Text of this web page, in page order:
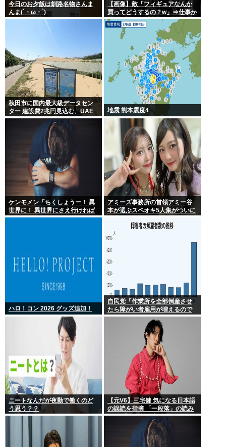
今日のお夕飯は釧路名物さんま
んま(´・ω・`)
【画像】敵「フィギュアなんか
買ってどうするの？w」⇒仕事か
ら疲れて帰ってきて家にこんな
棚があったら疲れが吹き飛ぶだ
秋田市に国内最大級データセン
ター 建設費2兆円見込む、UAE
など投資
地震 熊本震度4
ケンモメン「ちくしょうー！ 異
世界に！ 異世界にさえ行ければ
ー！(;△;)」 どうなるの？
アミーズ事務所の首領アミー谷
本が選ぶスペオキ5人集がついに
ハロ！コン 2026 グッズ追加！
自民党「作業所を全部倒産させ
たら障がい者雇用が増えるので
は 」結果ww
ニートなんだが夜勤で働くのど
う思う？？
【元V6】三宅健 気になる日本語
の誤読を指摘 「一段落」の読み
は？ 「使い方間違ってるんだよ